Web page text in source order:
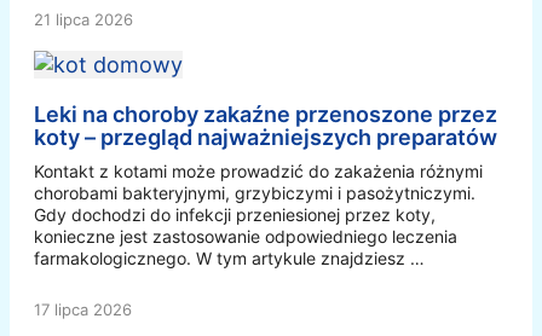
21 lipca 2026
Leki na choroby zakaźne przenoszone przez
koty – przegląd najważniejszych preparatów
Kontakt z kotami może prowadzić do zakażenia różnymi
chorobami bakteryjnymi, grzybiczymi i pasożytniczymi.
Gdy dochodzi do infekcji przeniesionej przez koty,
konieczne jest zastosowanie odpowiedniego leczenia
farmakologicznego. W tym artykule znajdziesz …
17 lipca 2026